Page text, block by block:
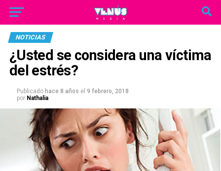
NOTICIAS
¿Usted se considera una víctima
del estrés?
Publicado hace 8 años el 9 febrero, 2018
por Nathalia